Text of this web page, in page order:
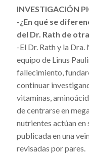
INVESTIGACIÓN
-¿En qué se
del Dr. Rath de
-El Dr. Rath y la
equipo de Linus
fallecimiento,
continuar
vitaminas,
de centrarse en
nutrientes actúan en
publicada en una
revisadas por pares.